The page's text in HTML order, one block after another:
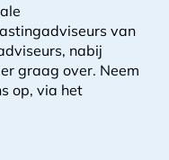
van
nabij
graag over. Neem
op, via het